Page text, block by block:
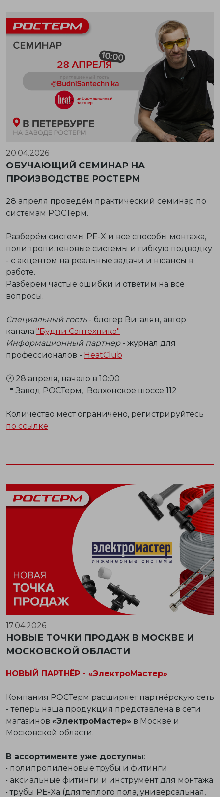
20.04.2026
ОБУЧАЮЩИЙ СЕМИНАР НА
ПРОИЗВОДСТВЕ РОСТЕРМ
28 апреля проведём практический семинар по
системам РОСТерм.
Разберём системы PE-X и все способы монтажа,
полипропиленовые системы и гибкую подводку
- с акцентом на реальные задачи и нюансы в
работе.
Разберем частые ошибки и ответим на все
вопросы.
Специальный гость- блогер Виталян, автор
канала "Будни Сантехника"
Информационный партнер- журнал для
профессионалов - НeatClub
🕐 28 апреля, начало в 10:00
📍 Завод РОСТерм, Волхонское шоссе 112
Количество мест ограничено, регистрируйтесь
по ссылке
17.04.2026
НОВЫЕ ТОЧКИ ПРОДАЖ В МОСКВЕ И
МОСКОВСКОЙ ОБЛАСТИ
НОВЫЙ ПАРТНЁР - «ЭлектроМастер»
Компания РОСТерм расширяет партнёрскую сеть
- теперь наша продукция представлена в сети
магазинов «ЭлектроМастер» в Москве и
Московской области.
В ассортименте уже доступны:
• полипропиленовые трубы и фитинги
• аксиальные фитинги и инструмент для монтажа
• трубы PE-Xa (для тёплого пола, универсальная,